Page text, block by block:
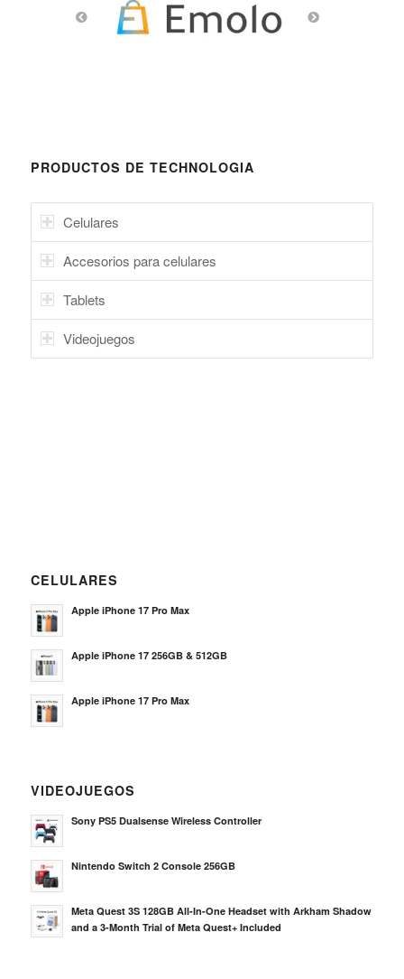
PRODUCTOS DE TECHNOLOGIA
Celulares
Accesorios para celulares
Tablets
Videojuegos
CELULARES
Apple iPhone 17 Pro Max
Apple iPhone 17 256GB & 512GB
Apple iPhone 17 Pro Max
VIDEOJUEGOS
Sony PS5 Dualsense Wireless Controller
Nintendo Switch 2 Console 256GB
Meta Quest 3S 128GB All-In-One Headset with Arkham Shadow
and a 3-Month Trial of Meta Quest+ Included